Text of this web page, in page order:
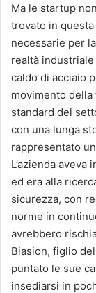
Ma le startup
trovato in
necessarie per
realtà
caldo di acciaio
movimento
standard del
con una lunga
rappresentato
L’azienda
ed era alla
sicurezza, con
norme in
avrebbero
Biasion, figlio
puntato le sue
insediarsi in